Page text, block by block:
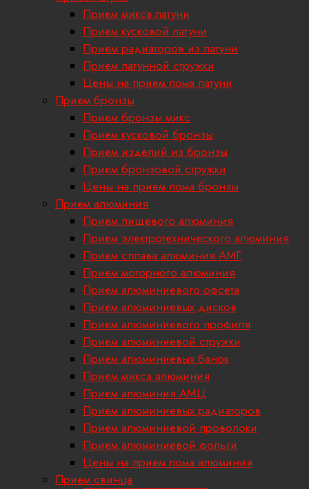
Прием микса латуни
Прием кусковой латуни
Прием радиаторов из латуни
Прием латунной стружки
Цены на прием лома латуни
Прием бронзы
Прием бронзы микс
Прием кусковой бронзы
Прием изделий из бронзы
Прием бронзовой стружки
Цены на прием лома бронзы
Прием алюминия
Прием пищевого алюминия
Прием электротехнического алюминия
Прием сплава алюминия АМГ
Прием моторного алюминия
Прием алюминиевого офсета
Прием алюминиевых дисков
Прием алюминиевого профиля
Прием алюминиевой стружки
Прием алюминиевых банок
Прием микса алюминия
Прием алюминия АМЦ
Прием алюминиевых радиаторов
Прием алюминиевой проволоки
Прием алюминиевой фольги
Цены на прием лома алюминия
Прием свинца